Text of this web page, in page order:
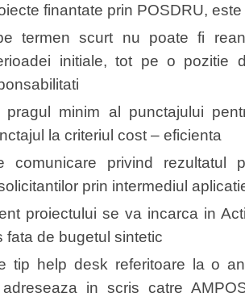
finantate prin POSDRU,
termen scurt nu poate fi
initiale, tot pe o pozitie
pragul minim al punctajului
la criteriul cost – eficienta
comunicare privind rezultatul
prin intermediul
proiectului se va incarca in
fata de bugetul sintetic
tip help desk referitoare la o
in scris catre